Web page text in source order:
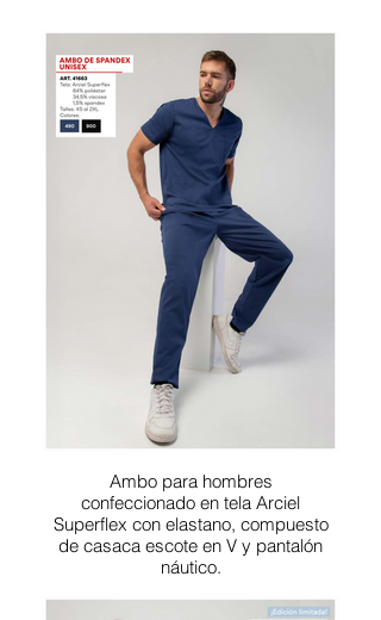
Ambo para hombres
confeccionado en tela Arciel
Superflex con elastano, compuesto
de casaca escote en V y pantalón
náutico.